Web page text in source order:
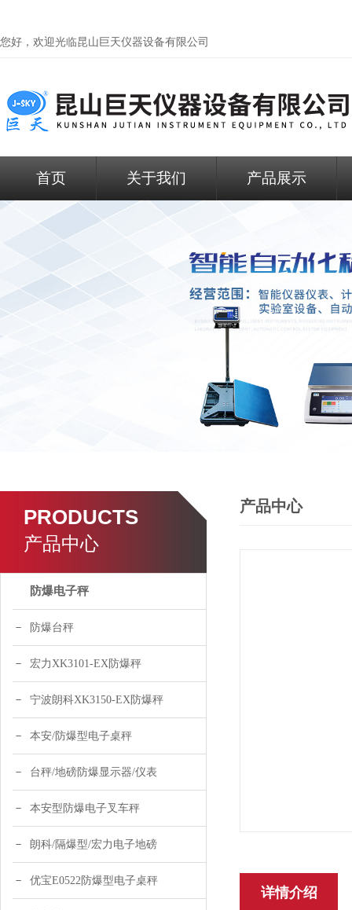
您好，欢迎光临昆山巨天仪器设备有限公司
首页 关于我们 产品展示
PRODUCTS
产品中心
防爆电子秤
防爆台秤
宏力XK3101-EX防爆秤
宁波朗科XK3150-EX防爆秤
本安/防爆型电子桌秤
台秤/地磅防爆显示器/仪表
本安型防爆电子叉车秤
朗科/隔爆型/宏力电子地磅
优宝E0522防爆型电子桌秤
产品中心
详情介绍